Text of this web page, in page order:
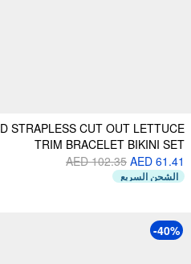
STRAPLESS CUT OUT LETTUCE
TRIM BRACELET BIKINI SET
AED 61.41
AED 102.35
الشحن السريع
-40%